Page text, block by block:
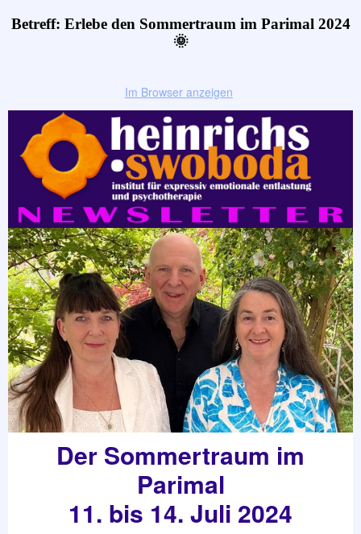
Betreff: Erlebe den Sommertraum im Parimal 2024
🌞
Im Browser anzeigen
Der Sommertraum im
Parimal
11. bis 14. Juli 2024